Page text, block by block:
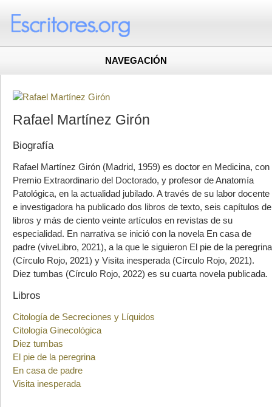
NAVEGACIÓN
Rafael Martínez Girón
Biografía
Rafael Martínez Girón (Madrid, 1959) es doctor en Medicina, con
Premio Extraordinario del Doctorado, y profesor de Anatomía
Patológica, en la actualidad jubilado. A través de su labor docente
e investigadora ha publicado dos libros de texto, seis capítulos de
libros y más de ciento veinte artículos en revistas de su
especialidad. En narrativa se inició con la novela En casa de
padre (viveLibro, 2021), a la que le siguieron El pie de la peregrina
(Círculo Rojo, 2021) y Visita inesperada (Círculo Rojo, 2021).
Diez tumbas (Círculo Rojo, 2022) es su cuarta novela publicada.
Libros
Citología de Secreciones y Líquidos
Citología Ginecológica
Diez tumbas
El pie de la peregrina
En casa de padre
Visita inesperada